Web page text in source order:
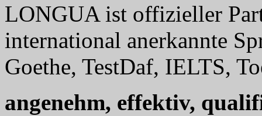
LONGUA ist offizieller
international anerkannte
Goethe, TestDaf, IELTS,
angenehm, effektiv,